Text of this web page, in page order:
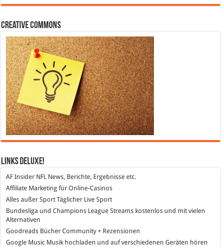
Creative Commons
Links DeLuXe!
AF Insider NFL News, Berichte, Ergebnisse etc.
Affiliate Marketing für Online-Casinos
Alles außer Sport Täglicher Live Sport
Bundesliga und Champions League Streams kostenlos und mit vielen
Alternativen
Goodreads Bücher Community + Rezensionen
Google Music Musik hochladen und auf verschiedenen Geräten hören